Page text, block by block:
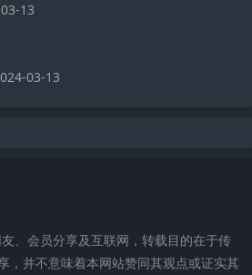
13
03-13
、会员分享及互联网，转载目的在于传
，并不意味着本网站赞同其观点或证实其